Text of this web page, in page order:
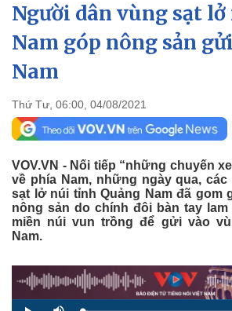
Chính trị
Tổ chức nhân sự
Quốc hội
Nhận diện sự thật
Xã hội
Tin
Dự
Biển
Người dân vùng sạt
Nam góp nông sản
Nam
Thứ Tư, 06:00, 04/08/2021
VOV.VN - Nối tiếp “những chuyến
về phía Nam, những ngày qua,
sạt lở núi tỉnh Quảng Nam đã gom
nông sản do chính đôi bàn tay
miền núi vun trồng để gửi vào
Nam.